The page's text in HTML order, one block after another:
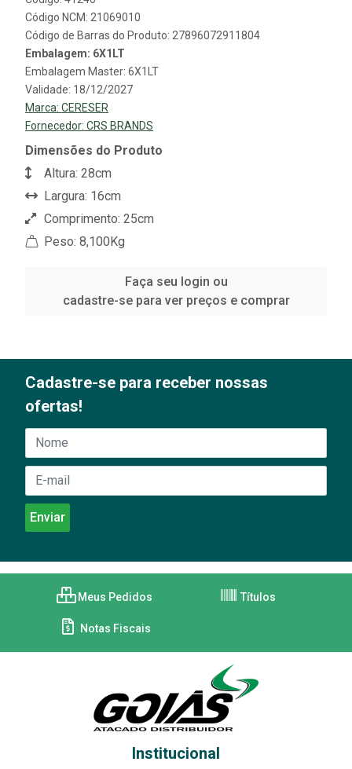
Código NCM: 21069010
Código de Barras do Produto: 27896072911804
Embalagem: 6X1LT
Embalagem Master: 6X1LT
Validade: 18/12/2027
Marca: CERESER
Fornecedor: CRS BRANDS
Dimensões do Produto
Altura: 28cm
Largura: 16cm
Comprimento: 25cm
Peso: 8,100Kg
Faça seu login ou
cadastre-se para ver preços e comprar
Cadastre-se para receber nossas
ofertas!
Meus Pedidos Títulos
Notas Fiscais
Institucional